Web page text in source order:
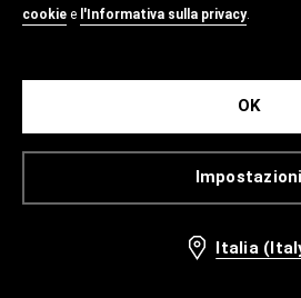
cookie e l'Informativa sulla privacy.
Impostazioni
OK
Italia